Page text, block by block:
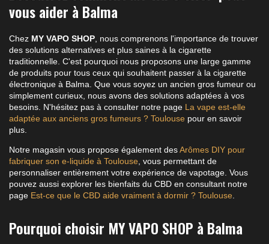
vous aider à Balma
Chez MY VAPO SHOP , nous comprenons l'importance de trouver
des solutions alternatives et plus saines à la cigarette
traditionnelle. C'est pourquoi nous proposons une large gamme
de produits pour tous ceux qui souhaitent passer à la cigarette
électronique à Balma. Que vous soyez un ancien gros fumeur ou
simplement curieux, nous avons des solutions adaptées à vos
besoins. N'hésitez pas à consulter notre page La vape est-elle
adaptée aux anciens gros fumeurs ? Toulouse pour en savoir
plus.
Notre magasin vous propose également desArômes DIY pour
fabriquer son e-liquide à Toulouse , vous permettant de
personnaliser entièrement votre expérience de vapotage. Vous
pouvez aussi explorer les bienfaits du CBD en consultant notre
page Est-ce que le CBD aide vraiment à dormir ? Toulouse
Pourquoi choisir MY VAPO SHOP à Balma